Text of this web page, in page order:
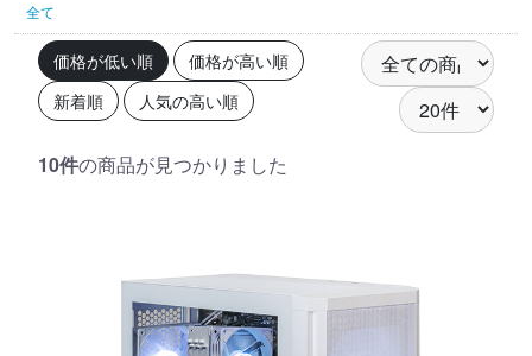
全て
価格が低い順
価格が高い順
新着順
人気の高い順
10件の商品が見つかりました